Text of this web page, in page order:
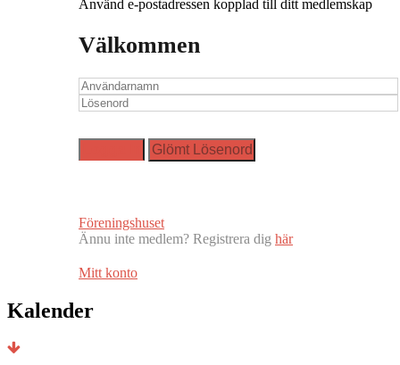
Använd e-postadressen kopplad till ditt medlemskap
Välkommen
Föreningshuset
Ännu inte medlem? Registrera dig här
Mitt konto
Kalender